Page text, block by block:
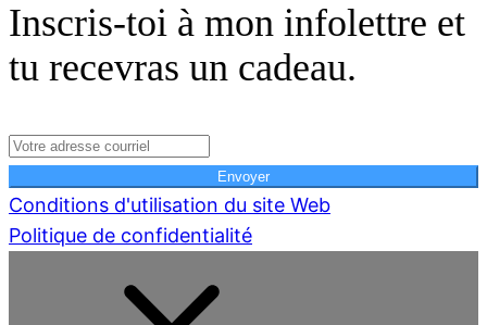
Inscris-toi à mon infolettre et
tu recevras un cadeau.
Envoyer
Conditions d'utilisation du site Web
Politique de confidentialité